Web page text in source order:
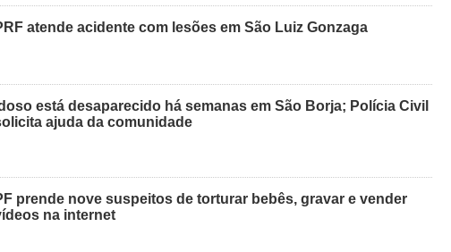
atende acidente com lesões em São Luiz Gonzaga
está desaparecido há semanas em São Borja; Polícia Civil
ajuda da comunidade
prende nove suspeitos de torturar bebês, gravar e vender
na internet